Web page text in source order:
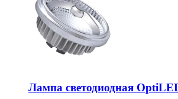
Лампа светодиодная